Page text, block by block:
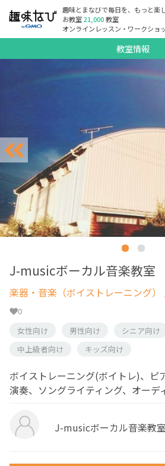
趣味とまなびで毎日を、もっと楽
お教室21,000教室
オンラインレッスン・ワークショ
教室情報
J-musicボーカル音楽教室
楽器・音楽（ボイストレーニング）
0
女性向け
男性向け シニア向け
中上級者向け
キッズ向け
ボイストレーニング(ボイトレ)、ピ
演奏、ソングライティング、オーデ
J-musicボーカル音楽教室